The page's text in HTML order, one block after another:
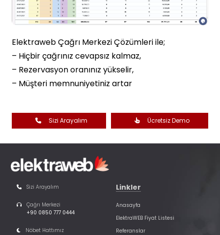
Elektraweb Çağrı Merkezi Çözümleri ile;
– Hiçbir çağrınız cevapsız kalmaz,
– Rezervasyon oranınız yükselir,
– Müşteri memnuniyetiniz artar
Sizi Arayalım Ücretsiz Demo
Sizi Arayalım
Çağrı Merkezi
+90 0850 777 0444
Nöbet Hattımız
Linkler
Anasayfa
ElektraWEB Fiyat Listesi
Referanslar